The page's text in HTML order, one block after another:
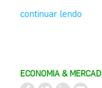
continuar lendo
ECONOMIA &